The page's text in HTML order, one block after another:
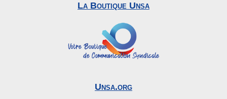
La Boutique Unsa
Unsa.org